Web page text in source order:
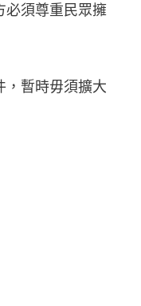
必須尊重民眾擁
，暫時毋須擴大